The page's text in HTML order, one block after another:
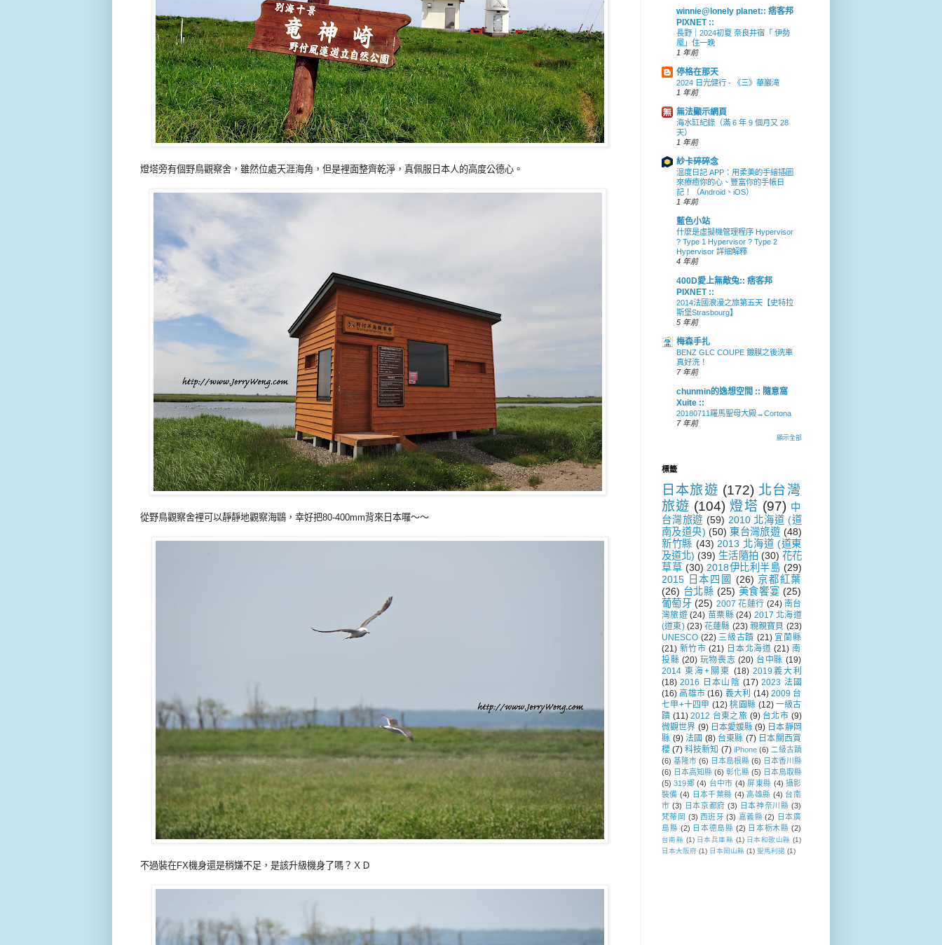
燈塔旁有個野鳥觀察舍，雖然位處天涯海角，但是裡面整齊乾淨，真佩服日本人的高度公德心。
從野鳥觀察舍裡可以靜靜地觀察海鷗，幸好把80-400mm背來日本囉～～
不過裝在FX機身還是稍嫌不足，是該升級機身了嗎？ＸＤ
winnie@lonely planet:: 痞客邦
PIXNET ::
長野｜2024初夏 奈良井宿「 伊勢
屋」住一晚
1 年前
停格在那天
2024 日光健行 - 《三》華巖滝
1 年前
無法顯示網頁
海水缸紀錄（滿 6 年 9 個月又 28
天）
1 年前
紗卡碎碎念
溫度日記 APP：用柔美的手繪插圖
來療癒你的心、豐富你的手帳日
記！（Android、iOS）
1 年前
藍色小站
什麼是虛擬機管理程序 Hypervisor
? Type 1 Hypervisor ? Type 2
Hypervisor 詳細解釋
4 年前
400D愛上無敵兔:: 痞客邦
PIXNET ::
2014法國浪漫之旅第五天【史特拉
斯堡Strasbourg】
5 年前
梅森手扎
BENZ GLC COUPE 鍍膜之後洗車
真好洗！
7 年前
chunmin的逸想空間 :: 隨意窩
Xuite ::
20180711羅馬聖母大殿→Cortona
7 年前
顯示全部
標籤
日本旅遊 (172) 北台灣
旅遊 (104) 燈塔 (97) 中
台灣旅遊 (59) 2010 北海道 (道
南及道央) (50) 東台灣旅遊 (48)
新竹縣 (43) 2013 北海道 (道東
及道北) (39) 生活隨拍 (30) 花花
草草 (30) 2018伊比利半島 (29)
2015 日本四國 (26) 京都紅葉
(26) 台北縣 (25) 美食饗宴 (25)
葡萄牙 (25) 2007 花蓮行 (24) 南台
灣旅遊 (24) 苗栗縣 (24) 2017 北海道
(道東) (23) 花蓮縣 (23) 親親寶貝 (23)
UNESCO (22) 三級古蹟 (21) 宜蘭縣
(21) 新竹市 (21) 日本北海道 (21) 南
投縣 (20) 玩物喪志 (20) 台中縣 (19)
2014 東海+關東 (18) 2019義大利
(18) 2016 日本山陰 (17) 2023 法國
(16) 高雄市 (16) 義大利 (14) 2009 台
七甲+十四甲 (12) 桃園縣 (12) 一級古
蹟 (11) 2012 台東之旅 (9) 台北市 (9)
微觀世界 (9) 日本愛媛縣 (9) 日本靜岡
縣 (9) 法國 (8) 台東縣 (7) 日本關西賞
櫻 (7) 科技新知 (7) iPhone (6) 二級古蹟
(6) 基隆市 (6) 日本島根縣 (6) 日本香川縣
(6) 日本高知縣 (6) 彰化縣 (5) 日本鳥取縣
(5) 319鄉 (4) 台中市 (4) 屏東縣 (4) 攝影
裝備 (4) 日本千葉縣 (4) 高雄縣 (4) 台南
市 (3) 日本京都府 (3) 日本神奈川縣 (3)
梵蒂岡 (3) 西班牙 (3) 嘉義縣 (2) 日本廣
島縣 (2) 日本德島縣 (2) 日本栃木縣 (2)
台南縣 (1) 日本兵庫縣 (1) 日本和歌山縣 (1)
日本大阪府 (1) 日本岡山縣 (1) 聖馬利諾 (1)